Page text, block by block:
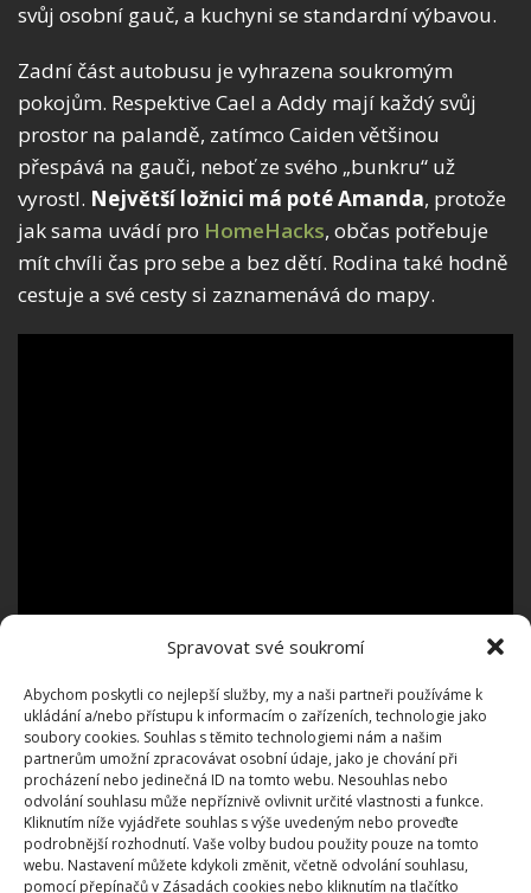
Spravovat své soukromí
Abychom poskytli co nejlepší služby, my a naši partneři používáme k
ukládání a/nebo přístupu k informacím o zařízeních, technologie jako
soubory cookies. Souhlas s těmito technologiemi nám a našim
partnerům umožní zpracovávat osobní údaje, jako je chování při
procházení nebo jedinečná ID na tomto webu. Nesouhlas nebo
odvolání souhlasu může nepříznivě ovlivnit určité vlastnosti a funkce.
Kliknutím níže vyjádřete souhlas s výše uvedeným nebo proveďte
podrobnější rozhodnutí. Vaše volby budou použity pouze na tomto
webu. Nastavení můžete kdykoli změnit, včetně odvolání souhlasu,
pomocí přepínačů v Zásadách cookies nebo kliknutím na tlačítko
svůj osobní gauč, a kuchyni se standardní výbavou.
Zadní část autobusu je vyhrazena soukromým
pokojům. Respektive Cael a Addy mají každý svůj
prostor na palandě, zatímco Caiden většinou
přespává na gauči, neboť ze svého „bunkru“ už
vyrostl. Největší ložnici má poté Amanda, protože
jak sama uvádí pro HomeHacks, občas potřebuje
mít chvíli čas pro sebe a bez dětí. Rodina také hodně
cestuje a své cesty si zaznamenává do mapy.